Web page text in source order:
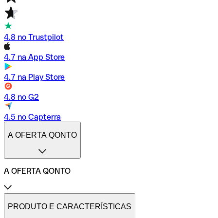
4.8 no Trustpilot
4.7 na App Store
4.7 na Play Store
4.8 no G2
4.5 no Capterra
A OFERTA QONTO
A OFERTA QONTO
Tarifas
Conta profissional online
PRODUTO E CARACTERÍSTICAS